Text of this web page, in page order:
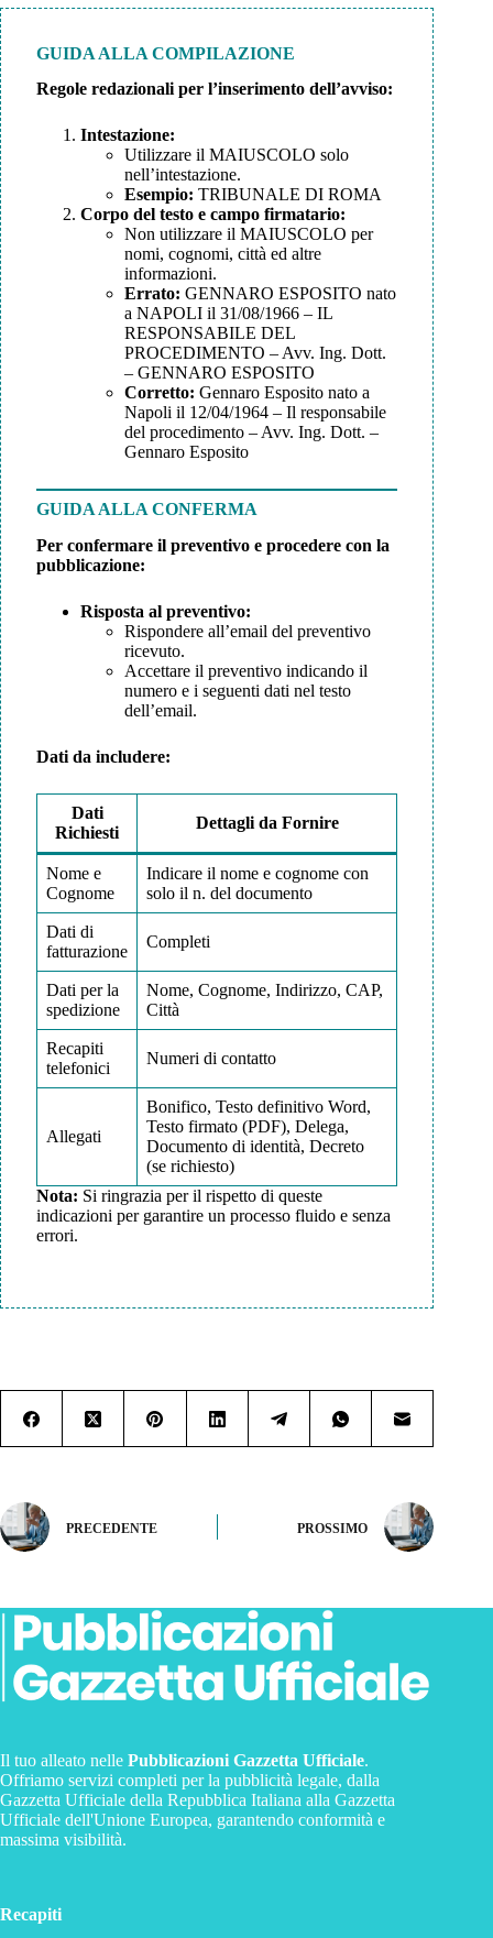
GUIDA ALLA COMPILAZIONE
Regole redazionali per l’inserimento dell’avviso:
Intestazione:
Utilizzare il MAIUSCOLO solo
nell’intestazione.
Esempio: TRIBUNALE DI ROMA
Corpo del testo e campo firmatario:
Non utilizzare il MAIUSCOLO per
nomi, cognomi, città ed altre
informazioni.
Errato: GENNARO ESPOSITO nato
a NAPOLI il 31/08/1966 – IL
RESPONSABILE DEL
PROCEDIMENTO – Avv. Ing. Dott.
– GENNARO ESPOSITO
Corretto: Gennaro Esposito nato a
Napoli il 12/04/1964 – Il responsabile
del procedimento – Avv. Ing. Dott. –
Gennaro Esposito
GUIDA ALLA CONFERMA
Per confermare il preventivo e procedere con la
pubblicazione:
Risposta al preventivo:
Rispondere all’email del preventivo
ricevuto.
Accettare il preventivo indicando il
numero e i seguenti dati nel testo
dell’email.
Dati da includere:
Dati
Richiesti
Dettagli da Fornire
Nome e
Cognome
Indicare il nome e cognome con
solo il n. del documento
Dati di
fatturazione
Completi
Dati per la
spedizione
Nome, Cognome, Indirizzo, CAP,
Città
Recapiti
telefonici
Numeri di contatto
Allegati
Bonifico, Testo definitivo Word,
Testo firmato (PDF), Delega,
Documento di identità, Decreto
(se richiesto)
Nota: Si ringrazia per il rispetto di queste
indicazioni per garantire un processo fluido e senza
errori.
PRECEDENTE PROSSIMO
Il tuo alleato nelle Pubblicazioni Gazzetta Ufficiale.
Offriamo servizi completi per la pubblicità legale, dalla
Gazzetta Ufficiale della Repubblica Italiana alla Gazzetta
Ufficiale dell'Unione Europea, garantendo conformità e
massima visibilità.
Recapiti